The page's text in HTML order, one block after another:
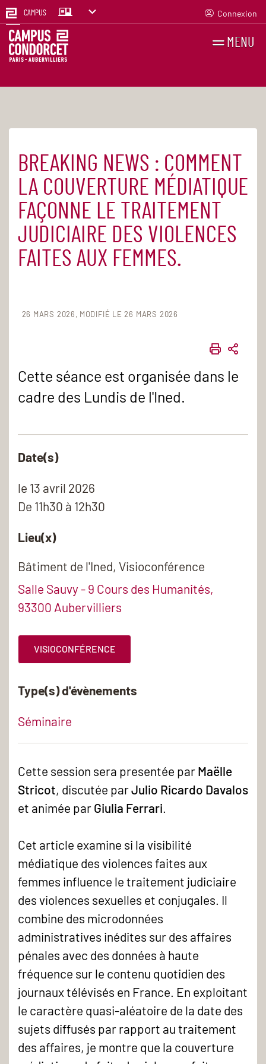
CAMPUS Connexion
MENU
Accueil Agenda
BREAKING NEWS : COMMENT
LA COUVERTURE MÉDIATIQUE
FAÇONNE LE TRAITEMENT
JUDICIAIRE DES VIOLENCES
FAITES AUX FEMMES.
26 MARS 2026 MODIFIÉ LE 26 MARS 2026
Cette séance est organisée dans le
cadre des Lundis de l'Ined.
Date(s)
le 13 avril 2026
De 11h30 à 12h30
Lieu(x)
Bâtiment de l'Ined, Visioconférence
Salle Sauvy - 9 Cours des Humanités,
93300 Aubervilliers
VISIOCONFÉRENCE
Type(s) d'évènements
Séminaire
Cette session sera presentée par Maëlle
Stricot, discutée parJulio Ricardo Davalos
et animée par Giulia Ferrari.
Cet article examine si la visibilité
médiatique des violences faites aux
femmes influence le traitement judiciaire
des violences sexuelles et conjugales. Il
combine des microdonnées
administratives inédites sur des affaires
pénales avec des données à haute
fréquence sur le contenu quotidien des
journaux télévisés en France. En exploitant
le caractère quasi-aléatoire de la date des
sujets diffusés par rapport au traitement
des affaires, je montre que la couverture